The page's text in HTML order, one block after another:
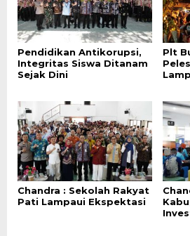
Pendidikan Antikorupsi,
Integritas Siswa Ditanam
Sejak Dini
Plt
Chandra : Sekolah Rakyat
Pati Lampaui Ekspektasi